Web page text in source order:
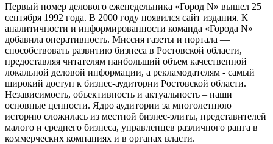
Первый номер делового еженедельника «Город N» вышел 25
сентября 1992 года. В 2000 году появился сайт издания. К
аналитичности и информированности команда «Города N»
добавила оперативность. Миссия газеты и портала —
способствовать развитию бизнеса в Ростовской области,
предоставляя читателям наибольший объем качественной
локальной деловой информации, а рекламодателям - самый
широкий доступ к бизнес-аудитории Ростовской области.
Независимость, объективность и актуальность – наши
основные ценности. Ядро аудитории за многолетнюю
историю сложилась из местной бизнес-элиты, представителей
малого и среднего бизнеса, управленцев различного ранга в
коммерческих компаниях и в органах власти.